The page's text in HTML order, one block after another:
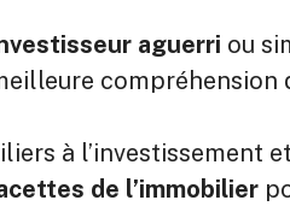
aguerri ou
compréhension
à
de l’immobilier